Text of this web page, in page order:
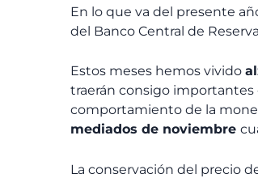
En lo que va del presente
del Banco Central de
Estos meses hemos vivido
traerán consigo importantes
comportamiento de la
mediados de noviembre
La conservación del precio